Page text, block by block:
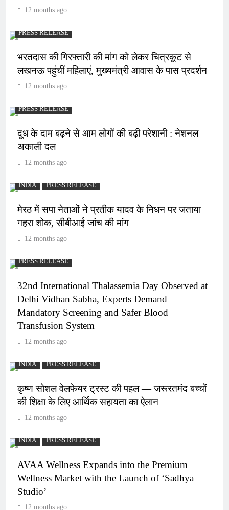
12 months ago
PRESS RELEASE
भरतदास की गिरफ्तारी की मांग को लेकर चित्रकूट से
लखनऊ पहुंचीं महिलाएं, मुख्यमंत्री आवास के पास प्रदर्शन
12 months ago
PRESS RELEASE
दूध के दाम बढ़ने से आम लोगों की बढ़ी परेशानी : नेशनल
अकाली दल
12 months ago
INDIA PRESS RELEASE
मेरठ में सपा नेताओं ने प्रतीक यादव के निधन पर जताया
गहरा शोक, सीबीआई जांच की मांग
12 months ago
PRESS RELEASE
32nd International Thalassemia Day Observed at
Delhi Vidhan Sabha, Experts Demand
Mandatory Screening and Safer Blood
Transfusion System
12 months ago
INDIA PRESS RELEASE
कृष्ण सोशल वेलफेयर ट्रस्ट की पहल — जरूरतमंद बच्चों
की शिक्षा के लिए आर्थिक सहायता का ऐलान
12 months ago
INDIA PRESS RELEASE
AVAA Wellness Expands into the Premium
Wellness Market with the Launch of ‘Sadhya
Studio’
12 months ago